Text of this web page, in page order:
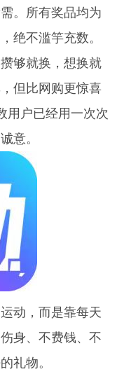
。所有奖品均为
绝不滥竽充数。
够就换，想换就
但比网购更惊喜
用户已经用一次次
意。
动，而是靠每天
身、不费钱、不
礼物。